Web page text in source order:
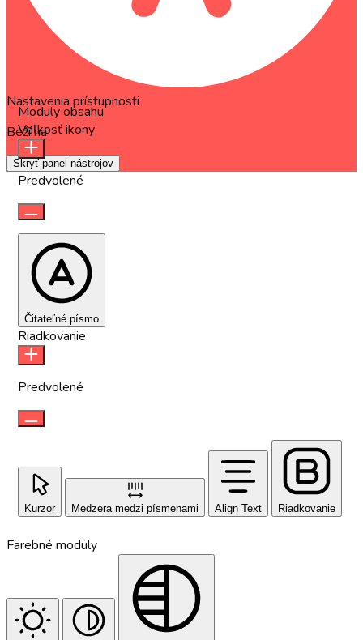
Nastavenia prístupnosti
Beží naOneTap
Skryť panel nástrojov
Moduly obsahu
Veľkosť ikony
Predvolené
Čitateľné písmo
Riadkovanie
Predvolené
Kurzor Medzera medzi písmenami Align Text Riadkovanie
Farebné moduly